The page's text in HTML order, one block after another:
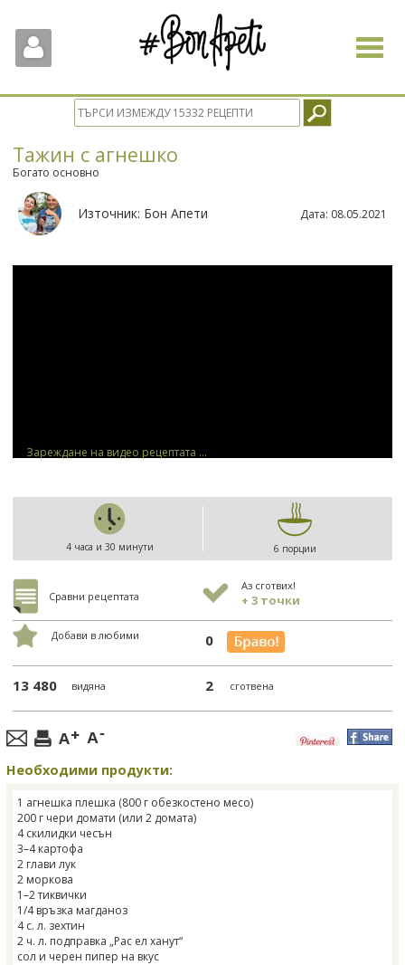
Toggle
Тажин с агнешко
Богато основно
Източник: Бон Апети Дата: 08.05.2021
Зареждане на видео рецептата ...
4 часа и 30 минути 6 порции
Сравни рецептата
Аз сготвих!
+ 3 точки
Добави в любими 0
13 480 видяна 2 сготвена
Необходими продукти:
1 агнешка плешка (800 г обезкостено месо)
200 г чери домати (или 2 домата)
4 скилидки чесън
3–4 картофа
2 глави лук
2 моркова
1–2 тиквички
1/4 връзка магданоз
4 с. л. зехтин
2 ч. л. подправка „Рас ел ханут“
сол и черен пипер на вкус